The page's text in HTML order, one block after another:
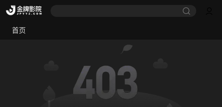
首页